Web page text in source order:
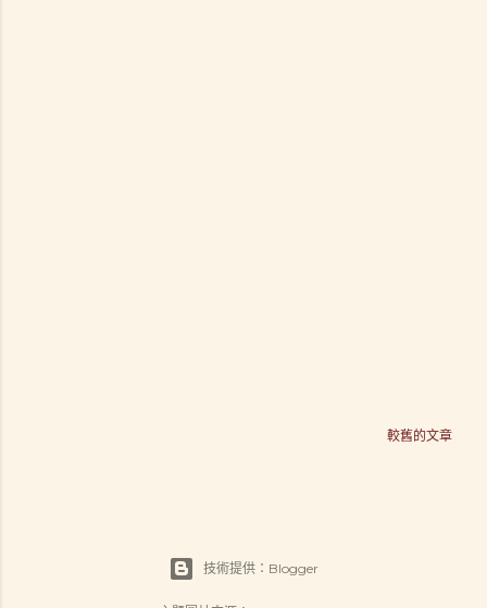
較舊的文章
技術提供：Blogger